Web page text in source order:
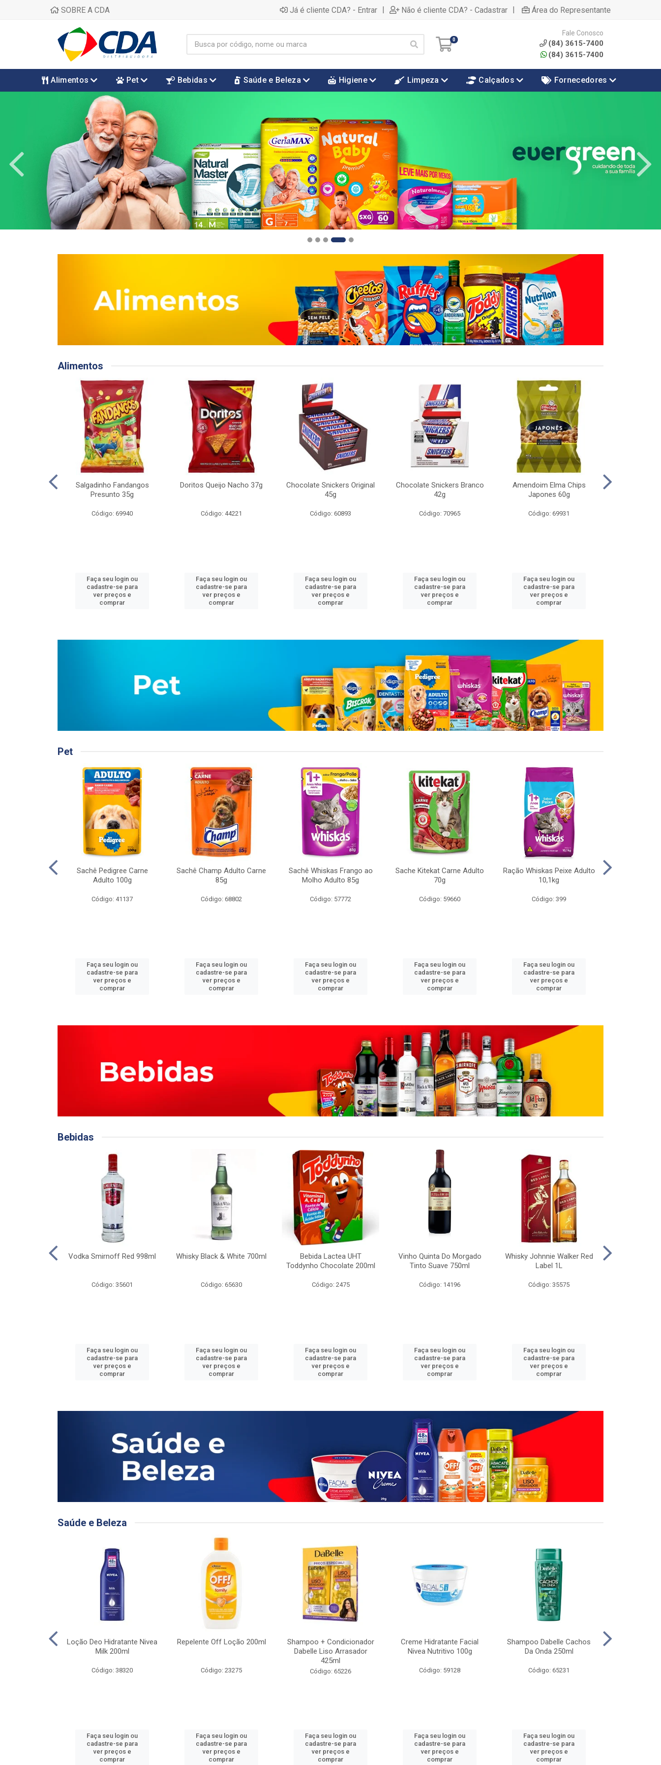
SOBRE A CDA Já é cliente CDA? - Entrar | Não é cliente CDA? - Cadastrar | Área do Representante
0
Fale Conosco
(84) 3615-7400
(84) 3615-7400
Alimentos Pet Bebidas Saúde e Beleza Higiene Limpeza Calçados Fornecedores
Alimentos
Multicererais
Salgadinho Fandangos
Presunto 35g
Código: 69940
Faça seu login ou
cadastre-se para
ver preços e
comprar
Doritos Queijo Nacho 37g
Código: 44221
Faça seu login ou
cadastre-se para
ver preços e
comprar
Chocolate Snickers Original
45g
Código: 60893
Faça seu login ou
cadastre-se para
ver preços e
comprar
Chocolate Snickers Branco
42g
Código: 70965
Faça seu login ou
cadastre-se para
ver preços e
comprar
Amendoim Elma Chips
Japones 60g
Código: 69931
Faça seu login ou
cadastre-se para
ver preços e
comprar
Pet
Sachê Pedigree Carne
Adulto 100g
Código: 41137
Faça seu login ou
cadastre-se para
ver preços e
comprar
Sachê Champ Adulto Carne
85g
Código: 68802
Faça seu login ou
cadastre-se para
ver preços e
comprar
Sachê Whiskas Frango ao
Molho Adulto 85g
Código: 57772
Faça seu login ou
cadastre-se para
ver preços e
comprar
Sache Kitekat Carne Adulto
70g
Código: 59660
Faça seu login ou
cadastre-se para
ver preços e
comprar
Ração Whiskas Peixe Adulto
10,1kg
Código: 399
Faça seu login ou
cadastre-se para
ver preços e
comprar
Bebidas
Vodka Smirnoff Red 998ml
Código: 35601
Faça seu login ou
cadastre-se para
ver preços e
comprar
Whisky Black & White 700ml
Código: 65630
Faça seu login ou
cadastre-se para
ver preços e
comprar
Bebida Lactea UHT
Toddynho Chocolate 200ml
Código: 2475
Faça seu login ou
cadastre-se para
ver preços e
comprar
Vinho Quinta Do Morgado
Tinto Suave 750ml
Código: 14196
Faça seu login ou
cadastre-se para
ver preços e
comprar
Whisky Johnnie Walker Red
Label 1L
Código: 35575
Faça seu login ou
cadastre-se para
ver preços e
comprar
Saúde e Beleza
Loção Deo Hidratante Nivea
Milk 200ml
Código: 38320
Faça seu login ou
cadastre-se para
ver preços e
comprar
Repelente Off Loção 200ml
Código: 23275
Faça seu login ou
cadastre-se para
ver preços e
comprar
Shampoo + Condicionador
Dabelle Liso Arrasador
425ml
Código: 65226
Faça seu login ou
cadastre-se para
ver preços e
comprar
Creme Hidratante Facial
Nivea Nutritivo 100g
Código: 59128
Faça seu login ou
cadastre-se para
ver preços e
comprar
Shampoo Dabelle Cachos
Da Onda 250ml
Código: 65231
Faça seu login ou
cadastre-se para
ver preços e
comprar